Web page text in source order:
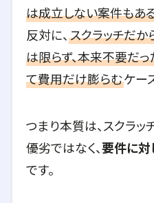
は成立しない案件もあ
反対に、 スクラッチだか
は限らず、本来不要だ
て費用だけ膨らむケー
つまり本質は、スクラ
優劣ではなく、要件に対
です。